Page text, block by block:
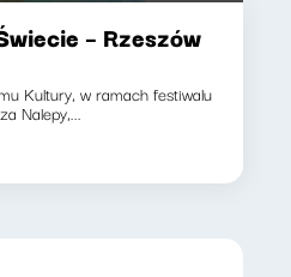
– Rzeszów
Kultury, w ramach festiwalu
Nalepy,...